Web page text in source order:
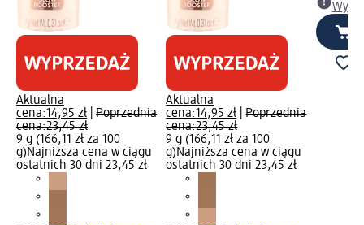
Aktualna
cena:14,95 zł
Poprzednia
cena:23,45 zł
9 g (166,11 zł za 100
g)Najniższa cena w ciągu
ostatnich 30 dni 23,45 zł
Aktualna
cena:14,95 zł |Poprzednia
cena:23,45 zł
9 g (166,11 zł za 100
g)Najniższa cena w ciągu
ostatnich 30 dni 23,45 zł